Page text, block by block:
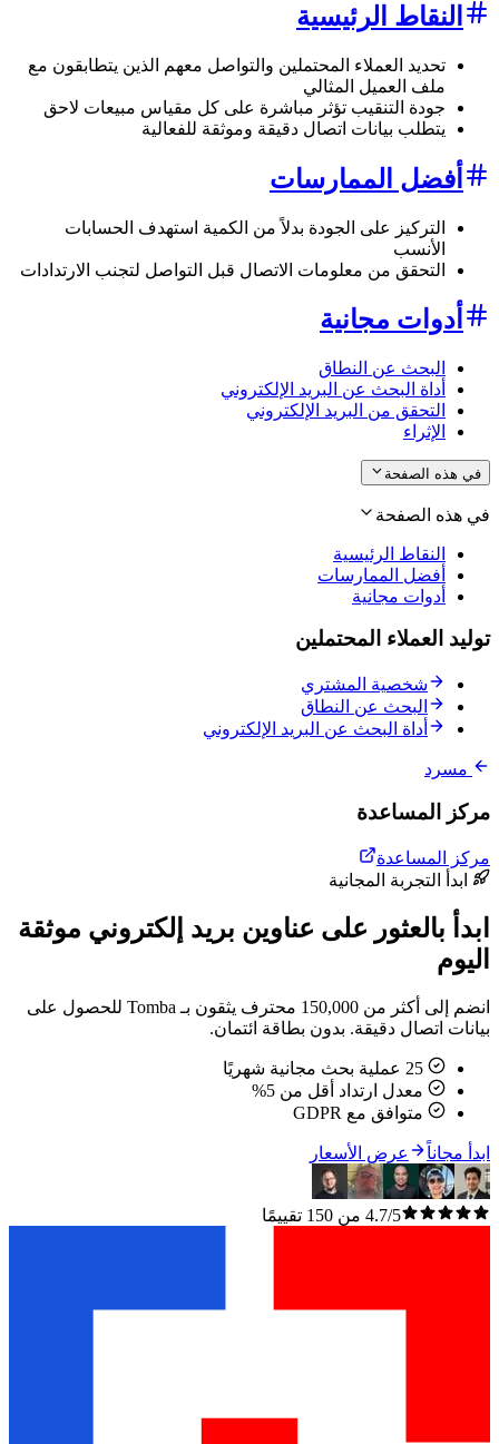
النقاط الرئيسية
تحديد العملاء المحتملين والتواصل معهم الذين يتطابقون مع
ملف العميل المثالي
جودة التنقيب تؤثر مباشرة على كل مقياس مبيعات لاحق
يتطلب بيانات اتصال دقيقة وموثقة للفعالية
أفضل الممارسات
التركيز على الجودة بدلاً من الكمية استهدف الحسابات
الأنسب
التحقق من معلومات الاتصال قبل التواصل لتجنب الارتدادات
أدوات مجانية
البحث عن النطاق
أداة البحث عن البريد الإلكتروني
التحقق من البريد الإلكتروني
الإثراء
في هذه الصفحة
في هذه الصفحة
النقاط الرئيسية
أفضل الممارسات
أدوات مجانية
توليد العملاء المحتملين
شخصية المشتري
البحث عن النطاق
أداة البحث عن البريد الإلكتروني
مسرد
مركز المساعدة
مركز المساعدة
ابدأ التجربة المجانية
ابدأ بالعثور على عناوين بريد إلكتروني موثقة
اليوم
انضم إلى أكثر من 150,000 محترف يثقون بـ Tomba للحصول على
بيانات اتصال دقيقة. بدون بطاقة ائتمان.
معدل ارتداد أقل من 5%
متوافق مع GDPR
ابدأ مجاناً عرض الأسعار
4.7/5 من 150 تقييمًا